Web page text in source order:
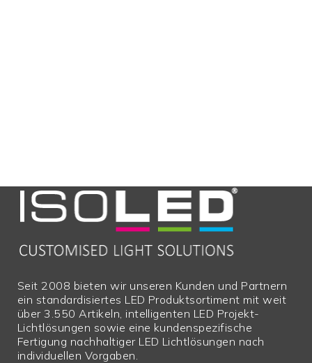
Seit 2008 bieten wir unseren Kunden und Partnern
ein standardisiertes LED Produktsortiment mit weit
über 3.550 Artikeln, intelligenten LED Projekt-
Lichtlösungen sowie eine kundenspezifische
Fertigung nachhaltiger LED Lichtlösungen nach
individuellen Vorgaben.